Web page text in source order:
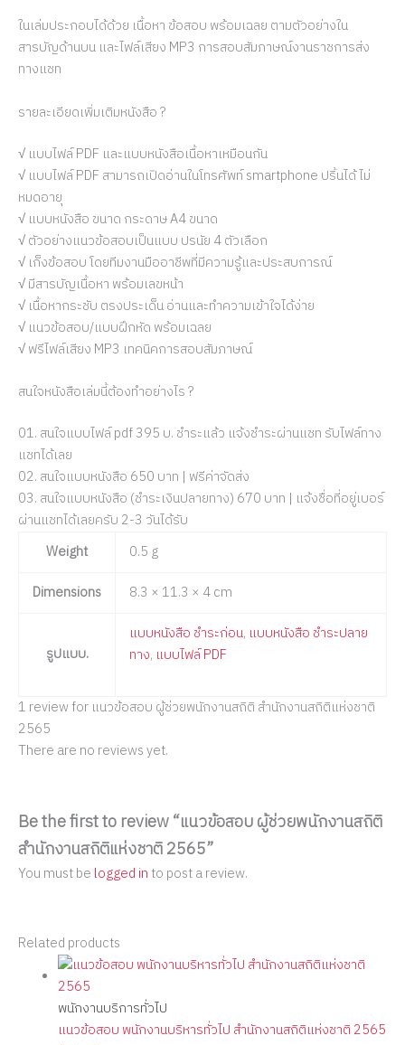
ในเล่มประกอบได้ด้วย เนื้อหา ข้อสอบ พร้อมเฉลย ตามตัวอย่างใน
สารบัญด้านบน และไฟล์เสียง MP3 การสอบสัมภาษณ์งานราชการส่ง
ทางแชท
รายละเอียดเพิ่มเติมหนังสือ ?
√ แบบไฟล์ PDF และแบบหนังสือเนื้อหาเหมือนกัน
√ แบบไฟล์ PDF สามารถเปิดอ่านในโทรศัพท์ smartphone ปริ้นได้ ไม่
หมดอายุ
√ แบบหนังสือ ขนาด กระดาษ A4 ขนาด
√ ตัวอย่างแนวข้อสอบเป็นแบบ ปรนัย 4 ตัวเลือก
√ เก็งข้อสอบ โดยทีมงานมืออาชีพที่มีความรู้และประสบการณ์
√ มีสารบัญเนื้อหา พร้อมเลขหน้า
√ เนื้อหากระชับ ตรงประเด็น อ่านและทำความเข้าใจได้ง่าย
√ แนวข้อสอบ/แบบฝึกหัด พร้อมเฉลย
√ ฟรีไฟล์เสียง MP3 เทคนิคการสอบสัมภาษณ์
สนใจหนังสือเล่มนี้ต้องทำอย่างไร ?
01. สนใจแบบไฟล์ pdf 395 บ. ชำระแล้ว แจ้งชำระผ่านแชท รับไฟล์ทาง
แชทได้เลย
02. สนใจแบบหนังสือ 650 บาท | ฟรีค่าจัดส่ง
03. สนใจแบบหนังสือ (ชำระเงินปลายทาง) 670 บาท | แจ้งชื่อที่อยู่เบอร์
ผ่านแชทได้เลยครับ 2-3 วันได้รับ
Weight
0.5 g
Dimensions
8.3 × 11.3 × 4 cm
รูปแบบ.
แบบหนังสือ ชำระก่อน, แบบหนังสือ ชำระปลาย
ทาง, แบบไฟล์ PDF
1 review for แนวข้อสอบ ผู้ช่วยพนักงานสถิติ สำนักงานสถิติแห่งชาติ
2565
There are no reviews yet.
Be the first to review “แนวข้อสอบ ผู้ช่วยพนักงานสถิติ
สำนักงานสถิติแห่งชาติ 2565”
You must be logged in to post a review.
Related products
พนักงานบริการทั่วไป
แนวข้อสอบ พนักงานบริหารทั่วไป สำนักงานสถิติแห่งชาติ 2565